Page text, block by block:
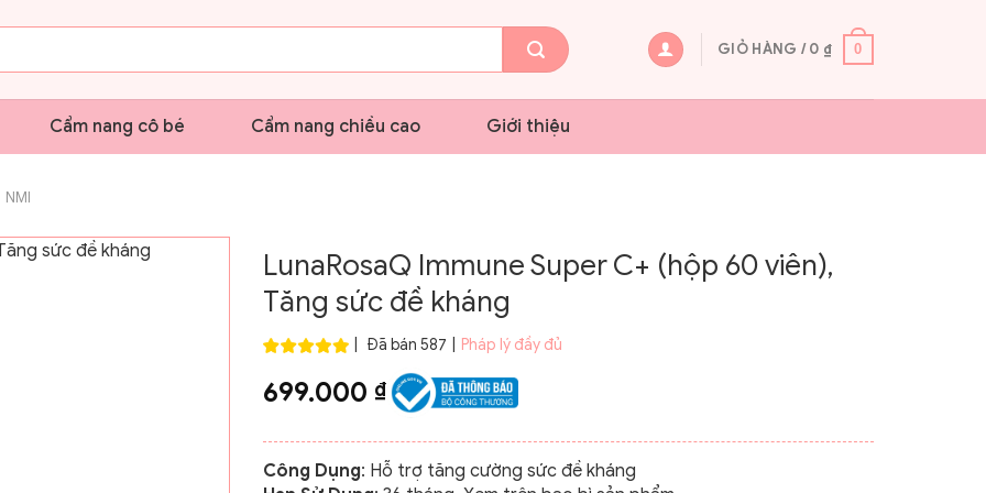
GIỎ HÀNG /0 ₫ 0
Cẩm nang cô bé Cẩm nang chiều cao Giới thiệu
NMI
LunaRosaQ Immune Super C+ (hộp 60 viên),
Tăng sức đề kháng
Đã bán 587 Pháp lý đầy đủ
699.000 ₫
Công Dụng: Hỗ trợ tăng cường sức đề kháng